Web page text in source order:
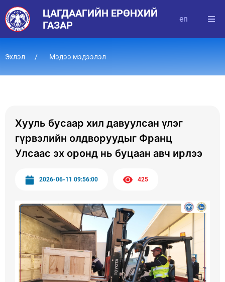
ЦАГДААГИЙН ЕРӨНХИЙ
ГАЗАР
en
Эхлэл Мэдээ мэдээлэл
Хууль бусаар хил давуулсан үлэг
гүрвэлийн олдворуудыг Франц
Улсаас эх оронд нь буцаан авч ирлээ
2026-06-11 09:56:00 425